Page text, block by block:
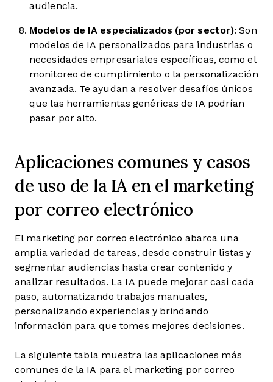
audiencia.
Modelos de IA especializados (por sector): Son
modelos de IA personalizados para industrias o
necesidades empresariales específicas, como el
monitoreo de cumplimiento o la personalización
avanzada. Te ayudan a resolver desafíos únicos
que las herramientas genéricas de IA podrían
pasar por alto.
Aplicaciones comunes y casos
de uso de la IA en el marketing
por correo electrónico
El marketing por correo electrónico abarca una
amplia variedad de tareas, desde construir listas y
segmentar audiencias hasta crear contenido y
analizar resultados. La IA puede mejorar casi cada
paso, automatizando trabajos manuales,
personalizando experiencias y brindando
información para que tomes mejores decisiones.
La siguiente tabla muestra las aplicaciones más
comunes de la IA para el marketing por correo